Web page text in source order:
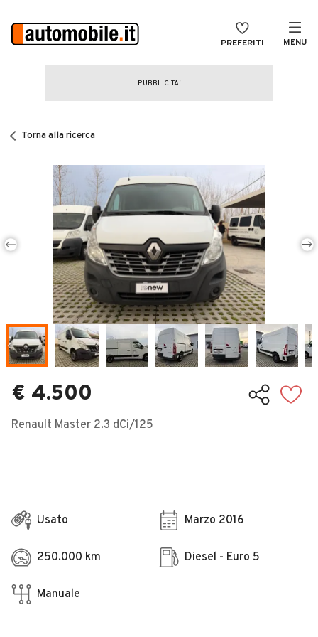
PREFERITI MENU
CERCA
Auto Nuove
Noleggio a lungo termine
Auto d'epoca
Moto
Camper
Veicoli Commerciali
Concessionari
Torna alla ricerca
€ 4.500
Renault Master 2.3 dCi/125
Usato Marzo 2016
250.000 km Diesel - Euro 5
Manuale